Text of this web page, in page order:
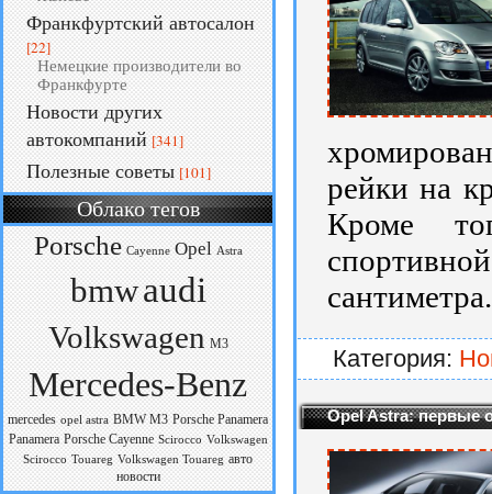
Франкфуртский автосалон
[22]
Немецкие производители во
Франкфурте
Новости других
автокомпаний [341]
Полезные советы [101]
Облако тегов
Porsche Cayenne Opel Astra
bmwaudi
Volkswagen M3
Mercedes-Benz
mercedes opel astra BMW M3 Porsche Panamera
Panamera Porsche Cayenne Scirocco Volkswagen
Scirocco Touareg Volkswagen Touareg авто
новости
рейки на
Кроме
сантиметра.
Категория:
Opel Astra: первые